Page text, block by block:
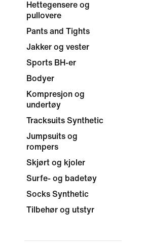
Hettegensere og
pullovere
Pants and Tights
Jakker og vester
Sports BH-er
Bodyer
Kompresjon og
undertøy
Tracksuits Synthetic
Jumpsuits og
rompers
Skjørt og kjoler
Surfe- og badetøy
Socks Synthetic
Tilbehør og utstyr